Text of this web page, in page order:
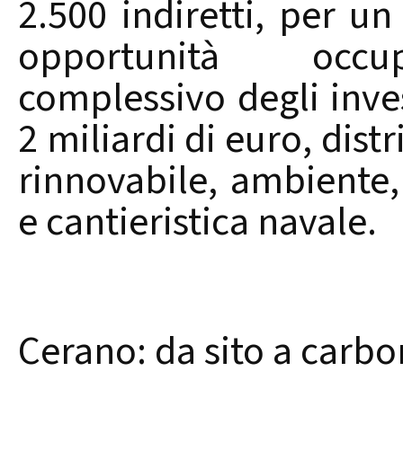
2.500 indiretti, per
opportunità
complessivo degli
2 miliardi di euro,
rinnovabile,
e cantieristica navale.
Cerano: da sito a